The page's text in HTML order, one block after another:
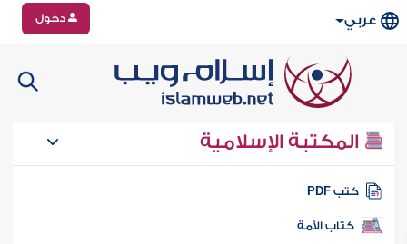
عربي دخول
المكتبة الإسلامية
كتب PDF